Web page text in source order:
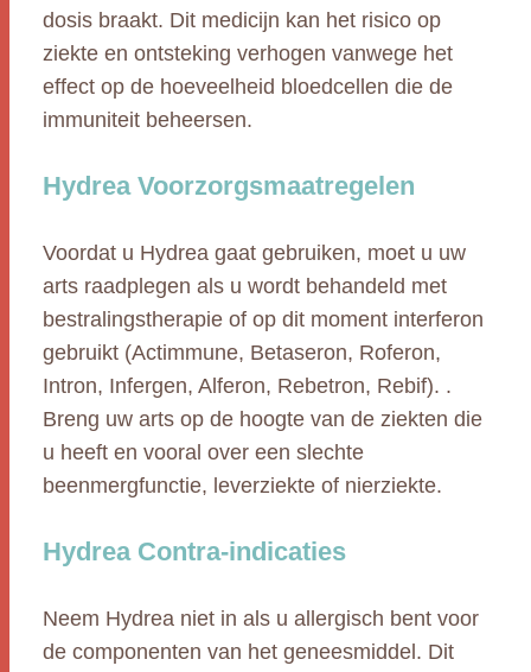
dosis braakt. Dit medicijn kan het risico op
ziekte en ontsteking verhogen vanwege het
effect op de hoeveelheid bloedcellen die de
immuniteit beheersen.
Hydrea Voorzorgsmaatregelen
Voordat u Hydrea gaat gebruiken, moet u uw
arts raadplegen als u wordt behandeld met
bestralingstherapie of op dit moment interferon
gebruikt (Actimmune, Betaseron, Roferon,
Intron, Infergen, Alferon, Rebetron, Rebif). .
Breng uw arts op de hoogte van de ziekten die
u heeft en vooral over een slechte
beenmergfunctie, leverziekte of nierziekte.
Hydrea Contra-indicaties
Neem Hydrea niet in als u allergisch bent voor
de componenten van het geneesmiddel. Dit